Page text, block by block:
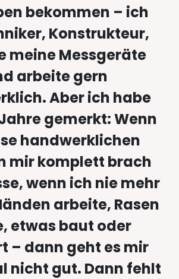
bekommen – ich
Konstrukteur,
meine Messgeräte
arbeite gern
Aber ich habe
gemerkt: Wenn
handwerklichen
mir komplett brach
wenn ich nie mehr
arbeite, Rasen
etwas baut oder
– dann geht es mir
nicht gut. Dann fehlt